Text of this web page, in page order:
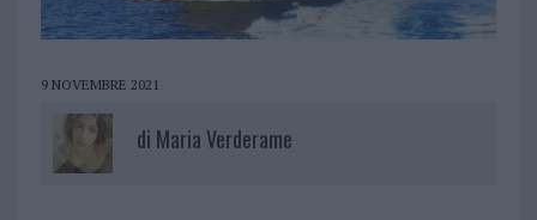
9 NOVEMBRE 2021
di Maria Verderame